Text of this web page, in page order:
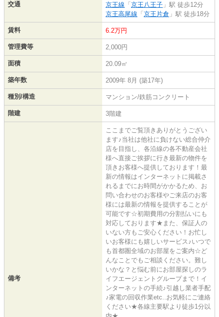
交通
京王線 「 京王八王子 」駅 徒歩12分
京王高尾線 「 京王片倉 」駅 徒歩18分
賃料 6.2万円
管理費等 2,000円
面積 20.09㎡
築年数 2009年 8月 (築17年)
種別/構造 マンション/鉄筋コンクリート
階建 3階建
備考
ここまでご覧頂きありがとうござい
ます♪当社は他社に負けない総合仲介
店を目指し、各沿線の各不動産会社
様へ直接ご挨拶に行き最新の物件を
頂きお客様へ提供しております！最
新の情報はインターネットに掲載さ
れるまでにお時間がかかるため、お
問い合わせのお客様やご来店のお客
様には最新の情報を提供することが
可能です☆初期費用の分割払いにも
対応しております★また、保証人の
いない方もご安心ください！お忙し
いお客様にも嬉しいサービス♪いつで
も首都圏全域のお部屋をご案内☆ど
んなことでもご相談ください。難し
いかな？と悩む前にお部屋探しのラ
イフエージェントグループまで！イ
ンターネットの手続♪引越し業者手配
♪家電の回収作業etc..お気軽にご連絡
ください★各線主要駅より徒歩1分以